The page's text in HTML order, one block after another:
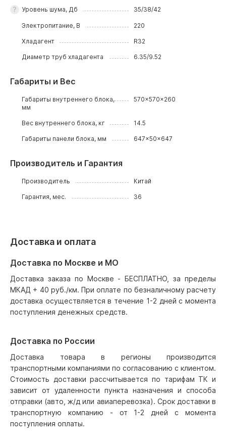
Уровень шума, Дб 35/38/42
Электропитание, В 220
Хладагент R32
Диаметр труб хладагента 6.35/9.52
Габариты и Вес
Габариты внутреннего блока,
мм
570x570x260
Вес внутреннего блока, кг 14.5
Габариты панели блока, мм 647x50x647
Производитель и Гарантия
Производитель Китай
Гарантия, мес. 36
Доставка и оплата
Доставка по Москве и МО
Доставка заказа по Москве - БЕСПЛАТНО, за пределы
МКАД + 40 руб./км. При оплате по безналичному расчету
доставка осуществляется в течение 1-2 дней с момента
поступления денежных средств.
Доставка по России
Доставка товара в регионы производится
транспортными компаниями по согласованию с клиентом.
Стоимость доставки рассчитывается по тарифам ТК и
зависит от удаленности пункта назначения и способа
отправки (авто, ж/д или авиаперевозка). Срок доставки в
транспортную компанию - от 1-2 дней с момента
поступления оплаты.